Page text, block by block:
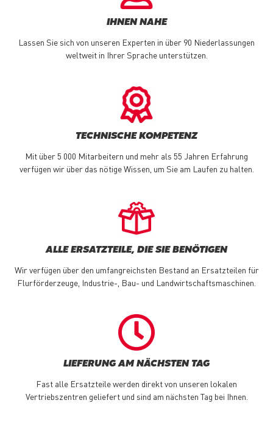
IHNEN NAHE
Lassen Sie sich von unseren Experten in über 90 Niederlassungen
weltweit in Ihrer Sprache unterstützen.
TECHNISCHE KOMPETENZ
Mit über 5 000 Mitarbeitern und mehr als 55 Jahren Erfahrung
verfügen wir über das nötige Wissen, um Sie am Laufen zu halten.
ALLE ERSATZTEILE, DIE SIE BENÖTIGEN
Wir verfügen über den umfangreichsten Bestand an Ersatzteilen für
Flurförderzeuge, Industrie-, Bau- und Landwirtschaftsmaschinen.
LIEFERUNG AM NÄCHSTEN TAG
Fast alle Ersatzteile werden direkt von unseren lokalen
Vertriebszentren geliefert und sind am nächsten Tag bei Ihnen.